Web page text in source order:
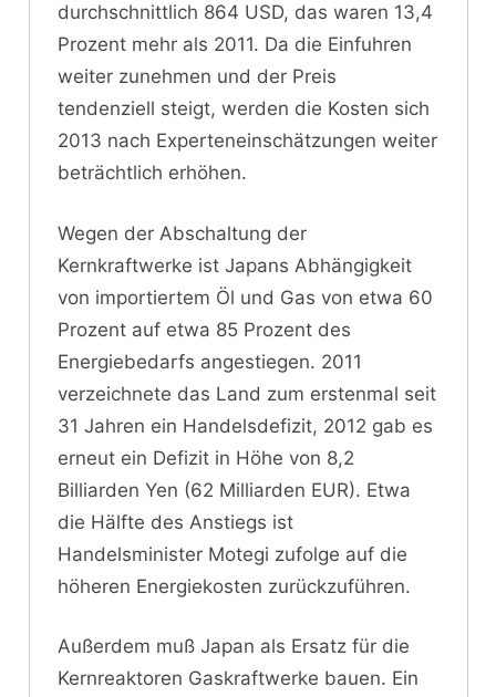
durchschnittlich 864 USD, das waren 13,4
Prozent mehr als 2011. Da die Einfuhren
weiter zunehmen und der Preis
tendenziell steigt, werden die Kosten sich
2013 nach Experteneinschätzungen weiter
beträchtlich erhöhen.
Wegen der Abschaltung der
Kernkraftwerke ist Japans Abhängigkeit
von importiertem Öl und Gas von etwa 60
Prozent auf etwa 85 Prozent des
Energiebedarfs angestiegen. 2011
verzeichnete das Land zum erstenmal seit
31 Jahren ein Handelsdefizit, 2012 gab es
erneut ein Defizit in Höhe von 8,2
Billiarden Yen (62 Milliarden EUR). Etwa
die Hälfte des Anstiegs ist
Handelsminister Motegi zufolge auf die
höheren Energiekosten zurückzuführen.
Außerdem muß Japan als Ersatz für die
Kernreaktoren Gaskraftwerke bauen. Ein